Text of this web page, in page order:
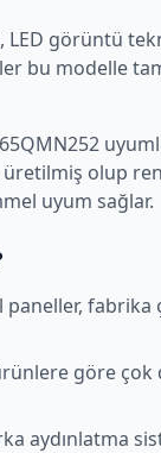
LED görüntü
bu modelle
olup
uyum sağlar.
fabrika
göre çok
aydınlatma